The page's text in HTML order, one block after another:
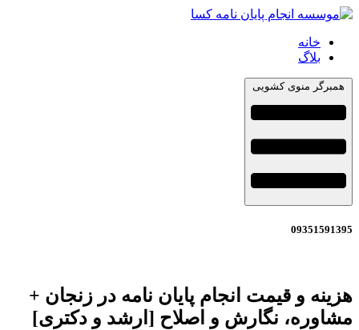
خانه
بلاگ
همبرگر منوی کشویی
09351591395
هزینه و قیمت انجام پایان نامه در زنجان +
مشاوره، نگارش و اصلاح [ارشد و دکتری]